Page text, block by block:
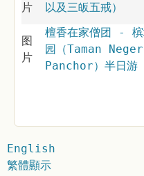
片
以及三皈五戒）
图
片
檀香在家僧团 - 槟
园（Taman
Panchor）半日游
English
繁體顯示